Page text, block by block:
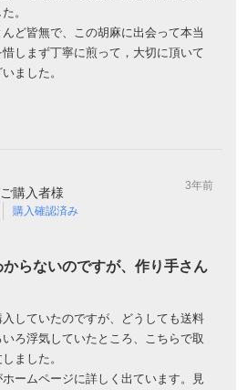
。
ど皆無で、この胡麻に出会って本当
しまず丁寧に煎って，大切に頂いて
ました。
ご購入者様
購入確認済み
3年前
らないのですが、作り手さん
していたのですが、どうしても送料
ろ浮気していたところ、こちらで取
ました。
ームページに詳しく出ています。見